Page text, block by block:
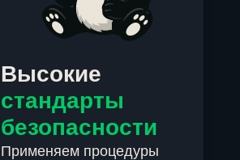
Высокие
стандарты
безопасности
Применяем процедуры